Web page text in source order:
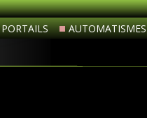
PORTAILS AUTOMATISMES